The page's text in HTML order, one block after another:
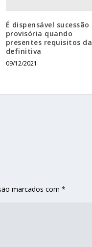
É dispensável sucessão
provisória quando
presentes requisitos da
definitiva
09/12/2021
marcados com*